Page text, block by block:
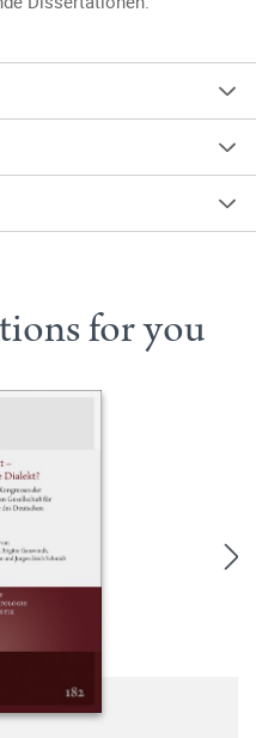
for you